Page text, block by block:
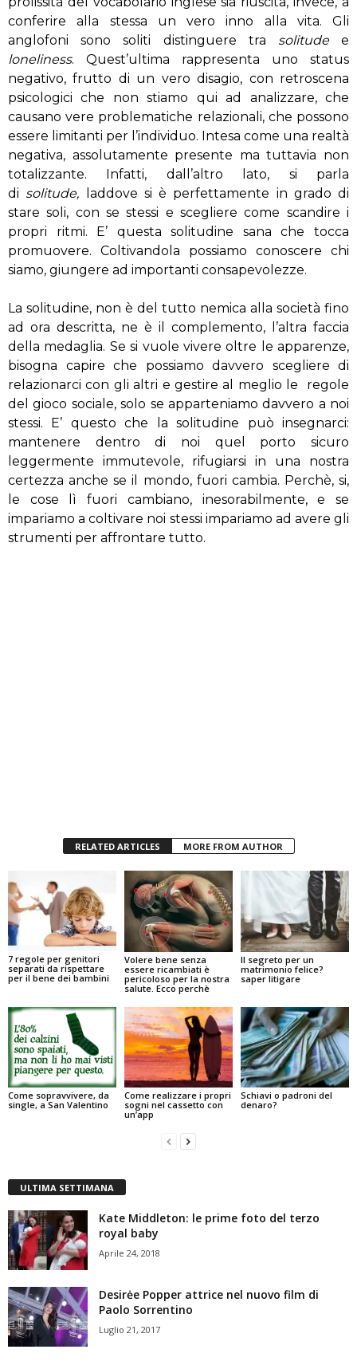
conferire alla stessa un vero inno alla vita. Gli
anglofoni sono soliti distinguere tra solitudee
loneliness. Quest’ultima rappresenta uno status
negativo, frutto di un vero disagio, con retroscena
psicologici che non stiamo qui ad analizzare, che
causano vere problematiche relazionali, che possono
essere limitanti per l’individuo. Intesa come una realtà
negativa, assolutamente presente ma tuttavia non
totalizzante. Infatti, dall’altro lato, si parla
di solitude,
laddove si è perfettamente in grado di
stare soli, con se stessi e scegliere come scandire i
propri ritmi. E’ questa solitudine sana che tocca
promuovere. Coltivandola possiamo conoscere chi
siamo, giungere ad importanti consapevolezze.
La solitudine, non è del tutto nemica alla società fino
ad ora descritta, ne è il complemento, l’altra faccia
della medaglia. Se si vuole vivere oltre le apparenze,
bisogna capire che possiamo davvero scegliere di
relazionarci con gli altri e gestire al meglio le regole
del gioco sociale, solo se apparteniamo davvero a noi
stessi. E’ questo che la solitudine può insegnarci:
mantenere dentro di noi quel porto sicuro
leggermente immutevole, rifugiarsi in una nostra
certezza anche se il mondo, fuori cambia. Perchè, si,
le cose lì fuori cambiano, inesorabilmente, e se
impariamo a coltivare noi stessi impariamo ad avere gli
strumenti per affrontare tutto.
RELATED ARTICLES MORE FROM AUTHOR
7 regole per genitori
separati da rispettare
per il bene dei bambini
Volere bene senza
essere ricambiati è
pericoloso per la nostra
salute. Ecco perchè
Il segreto per un
matrimonio felice?
saper litigare
Come sopravvivere, da
single, a San Valentino
Come realizzare i propri
sogni nel cassetto con
un’app
Schiavi o padroni del
denaro?
ULTIMA SETTIMANA
Kate Middleton: le prime foto del terzo
royal baby
Aprile 24, 2018
Desirėe Popper attrice nel nuovo film di
Paolo Sorrentino
Luglio 21, 2017